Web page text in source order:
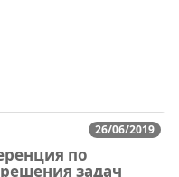
26/06/2019
по
задач